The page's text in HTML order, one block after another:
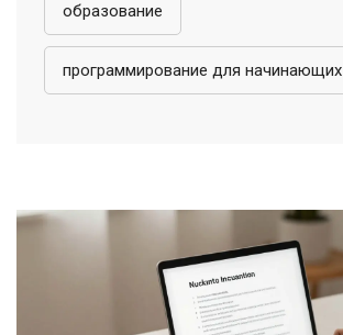
образование
программирование для начинающих